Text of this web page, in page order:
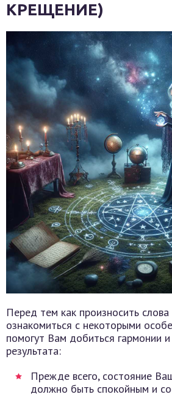
КРЕЩЕНИЕ)
Перед тем как произносить
ознакомиться с некоторыми
помогут Вам добиться гармонии
результата:
Прежде всего, состояние
должно быть спокойным и